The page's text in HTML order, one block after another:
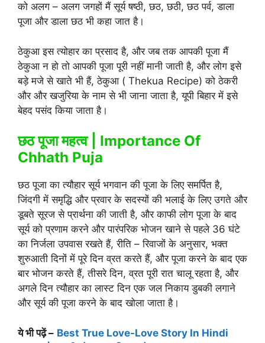
को अलग – अलग जगहों मैं सूर्य षष्ठी, छठ, छठी, छठ पर्व, डाला
पूजा और डाला छठ भी कहा जात है।
ठेकुआ इस त्योहार का प्रसाद है, और जब तक आपकी पूजा मैं
ठेकुआ न हो तो आपकी पूजा पूरी नहीं मानी जाती है, और लोग इसे
बड़े मजे से खाते भी हैं, ठेकुआ ( Thekua Recipe) को ठेकरी
और और खजुरिया के नाम से भी जाना जाता है, यूपी बिहार में इसे
बेहद पसंद किया जाता है।
छठ पूजा महत्व | Importance Of
Chhath Puja
छठ पूजा का त्यौहार सूर्य भगवान की पूजा के लिए समर्पित है,
जिंदगी में समृद्धि और प्रवार के सदस्यों की भलाई के लिए उगते और
डूबते सूरज से प्रार्थना की जाती है, और काफी लोग पूजा के बाद
सूर्य को प्रणाम करने और पारंपरिक भोजन खाने से पहले 36 घंटे
का निर्जला उपवास रखते हैं, रीति – रिवाजों के अनुसार, भक्त
शुरुआती दिनों में पूरे दिन व्रत करते हैं, और पूजा करने के बाद एक
बार भोजन करते हैं, तीसरे दिन, व्रत पूरी रात चालू रहता है, और
अगले दिन त्यौहार का लास्ट दिन एक जल निकाय डुबकी लगाने
और सूर्य की पूजा करने के बाद खोला जाता है।
ये भी पढ़ें – Best True Love-Love Story In Hindi